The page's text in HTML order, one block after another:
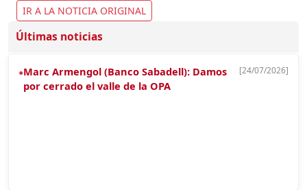
IR A LA NOTICIA ORIGINAL
Últimas noticias
●Marc Armengol (Banco Sabadell): Damos
por cerrado el valle de la OPA
[24/07/2026]